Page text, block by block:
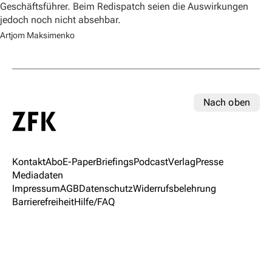
Geschäftsführer. Beim Redispatch seien die Auswirkungen
jedoch noch nicht absehbar.
Artjom Maksimenko
Nach oben
KontaktAboE-PaperBriefingsPodcastVerlagPresse
Mediadaten
ImpressumAGBDatenschutzWiderrufsbelehrung
BarrierefreiheitHilfe/FAQ